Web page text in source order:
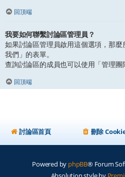
回頂端
我要如何聯繫討論區管理員？
如果討論區管理員啟用這個選項，那
我們」的表單。
查詢討論區的成員也可以使用「管理團
回頂端
討論區首頁 刪除
Powered by phpBB® Forum